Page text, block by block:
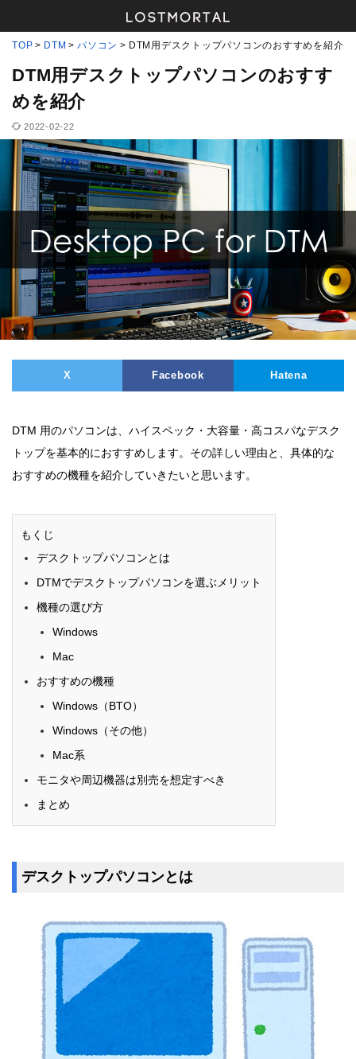
TOP DTM パソコン DTM用デスクトップパソコンのおすすめを紹介
DTM用デスクトップパソコンのおすす
めを紹介
2022-02-22
X Facebook Hatena
DTM 用のパソコンは、ハイスペック・大容量・高コスパなデスク
トップを基本的におすすめします。その詳しい理由と、具体的な
おすすめの機種を紹介していきたいと思います。
もくじ
デスクトップパソコンとは
DTMでデスクトップパソコンを選ぶメリット
機種の選び方
Windows
Mac
おすすめの機種
Windows（BTO）
Windows（その他）
Mac系
モニタや周辺機器は別売を想定すべき
まとめ
デスクトップパソコンとは